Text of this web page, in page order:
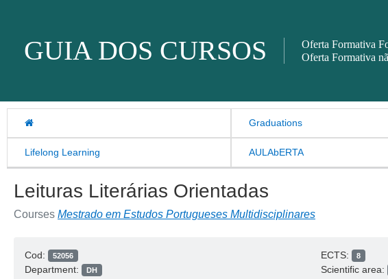
GUIA DOS CURSOS
Oferta Formativa
Oferta Formativa
Graduations
Lifelong Learning AULAbERTA
Leituras Literárias Orientadas
Courses Mestrado em Estudos Portugueses Multidisciplinares
Cod: 52056
Department: DH
ECTS: 8
Scientific area: